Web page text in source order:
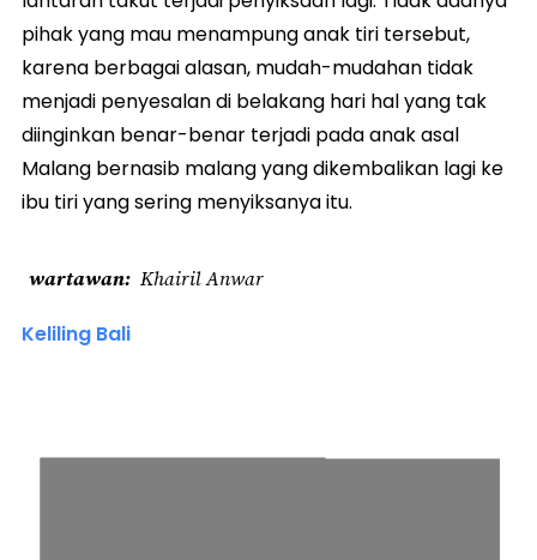
pihak yang mau menampung anak tiri tersebut,
karena berbagai alasan, mudah-mudahan tidak
menjadi penyesalan di belakang hari hal yang tak
diinginkan benar-benar terjadi pada anak asal
Malang bernasib malang yang dikembalikan lagi ke
ibu tiri yang sering menyiksanya itu.
wartawan Khairil Anwar
Keliling Bali